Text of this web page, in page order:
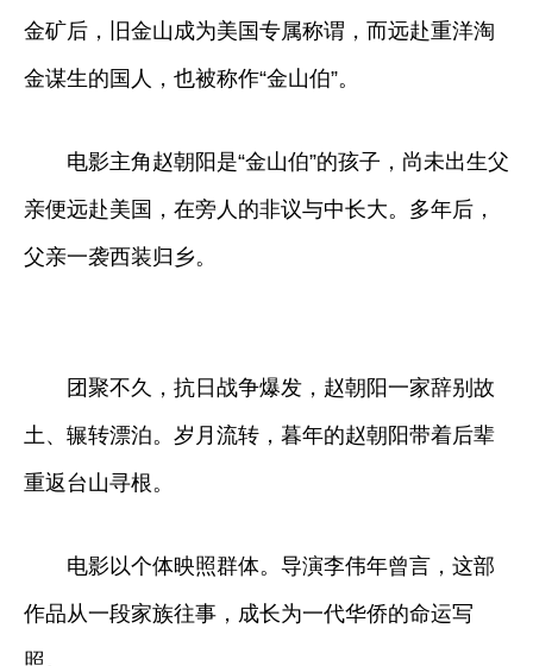
金矿后，旧金山成为美国专属称谓，而远赴重洋淘
金谋生的国人，也被称作“金山伯”。
电影主角赵朝阳是“金山伯”的孩子，尚未出生父
亲便远赴美国，在旁人的非议与中长大。多年后，
父亲一袭西装归乡。
团聚不久，抗日战争爆发，赵朝阳一家辞别故
土、辗转漂泊。岁月流转，暮年的赵朝阳带着后辈
重返台山寻根。
电影以个体映照群体。导演李伟年曾言，这部
作品从一段家族往事，成长为一代华侨的命运写
照。